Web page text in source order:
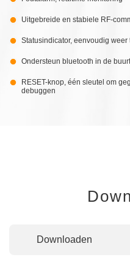
Uitgebreide en stabiele RF-
Statusindicator, eenvoudig weer
Ondersteun bluetooth in de
RESET-knop, één sleutel om
debuggen
Downloaden